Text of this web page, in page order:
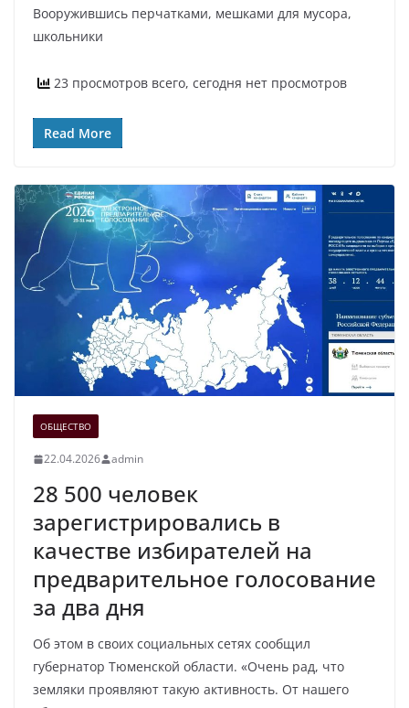
Вооружившись перчатками, мешками для мусора,
школьники
23 просмотров всего, сегодня нет просмотров
Read More
ОБЩЕСТВО
22.04.2026 admin
28 500 человек
зарегистрировались в
качестве избирателей на
предварительное голосование
за два дня
Об этом в своих социальных сетях сообщил
губернатор Тюменской области. «Очень рад, что
земляки проявляют такую активность. От нашего